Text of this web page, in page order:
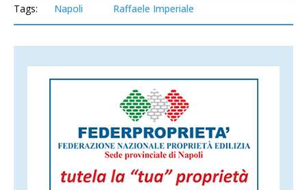
Tags: Napoli Raffaele Imperiale